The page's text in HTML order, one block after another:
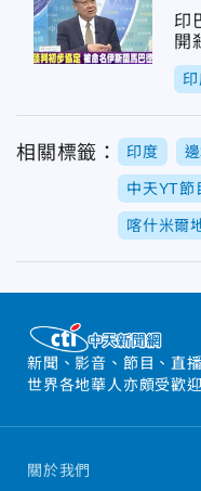
印
開
相關標籤： 印度
中天YT節
喀什米爾
新聞、影音、節目、直
世界各地華人亦頗受歡
關於我們